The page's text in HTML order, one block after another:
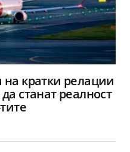
на кратки релации
станат реалност